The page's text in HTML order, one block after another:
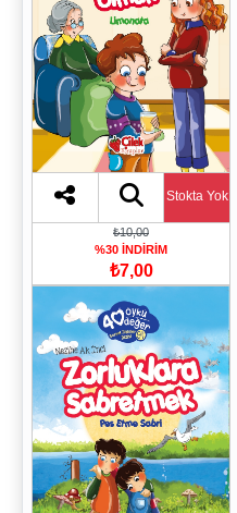
Stokta Yok
₺10,00
%30 İNDİRİM
₺7,00